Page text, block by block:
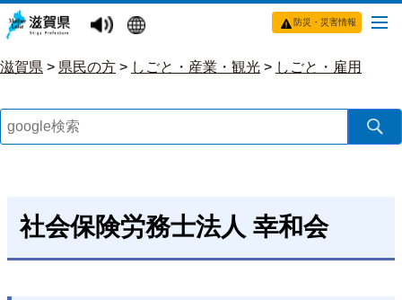
防災・災害情報
滋賀県 > 県民の方 > しごと・産業・観光 > しごと・雇用
社会保険労務士法人 幸和会